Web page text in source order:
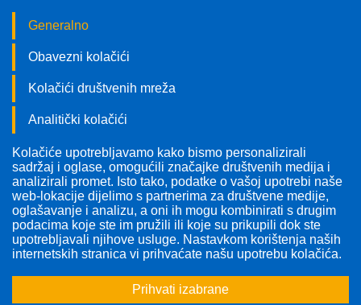
Pratite nas!
Generalno
Obavezni kolačići
Kolačići društvenih mreža
Analitički kolačići
Kolačiće upotrebljavamo kako bismo personalizirali
sadržaj i oglase, omogućili značajke društvenih medija i
analizirali promet. Isto tako, podatke o vašoj upotrebi naše
web-lokacije dijelimo s partnerima za društvene medije,
oglašavanje i analizu, a oni ih mogu kombinirati s drugim
podacima koje ste im pružili ili koje su prikupili dok ste
upotrebljavali njihove usluge. Nastavkom korištenja naših
internetskih stranica vi prihvaćate našu upotrebu kolačića.
Prihvati izabrane